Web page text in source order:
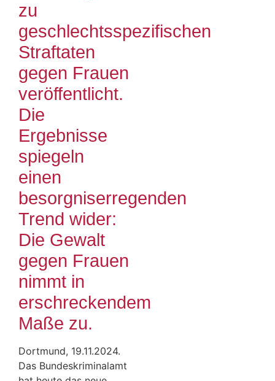
zu
geschlechtsspezifischen
Straftaten
gegen Frauen
veröffentlicht.
Die
Ergebnisse
spiegeln
einen
besorgniserregenden
Trend wider:
Die Gewalt
gegen Frauen
nimmt in
erschreckendem
Maße zu.
Dortmund, 19.11.2024.
Das Bundeskriminalamt